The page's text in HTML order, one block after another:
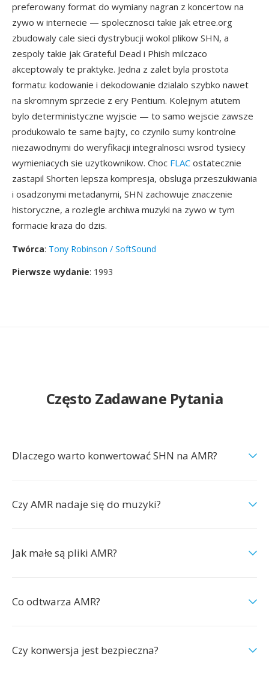
preferowany format do wymiany nagran z koncertow na
zywo w internecie — spolecznosci takie jak etree.org
zbudowaly cale sieci dystrybucji wokol plikow SHN, a
zespoly takie jak Grateful Dead i Phish milczaco
akceptowaly te praktyke. Jedna z zalet byla prostota
formatu: kodowanie i dekodowanie dzialalo szybko nawet
na skromnym sprzecie z ery Pentium. Kolejnym atutem
bylo deterministyczne wyjscie — to samo wejscie zawsze
produkowalo te same bajty, co czynilo sumy kontrolne
niezawodnymi do weryfikacji integralnosci wsrod tysiecy
wymieniacych sie uzytkownikow. Choc FLAC ostatecznie
zastapil Shorten lepsza kompresja, obsluga przeszukiwania
i osadzonymi metadanymi, SHN zachowuje znaczenie
historyczne, a rozlegle archiwa muzyki na zywo w tym
formacie kraza do dzis.
Twórca: Tony Robinson / SoftSound
Pierwsze wydanie: 1993
Często Zadawane Pytania
Dlaczego warto konwertować SHN na AMR?
Czy AMR nadaje się do muzyki?
Jak małe są pliki AMR?
Co odtwarza AMR?
Czy konwersja jest bezpieczna?